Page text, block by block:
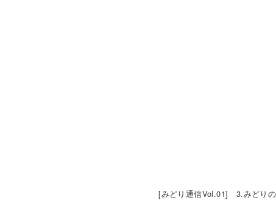
[みどり通信Vol.01] 3.みどり